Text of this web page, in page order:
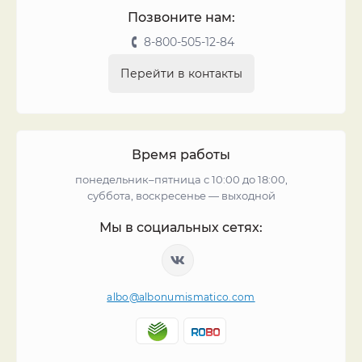
Позвоните нам:
8-800-505-12-84
Перейти в контакты
Время работы
понедельник–пятница с 10:00 до 18:00,
суббота, воскресенье — выходной
Мы в социальных сетях:
albo@albonumismatico.com